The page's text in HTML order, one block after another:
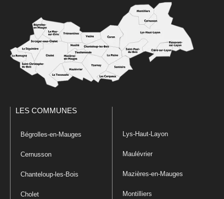
LES COMMUNES
Bégrolles-en-Mauges
Cernusson
Chanteloup-les-Bois
Cholet
Lys-Haut-Layon
Maulévrier
Mazières-en-Mauges
Montilliers